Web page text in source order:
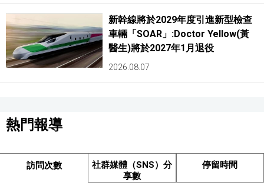
新幹線將於2029年度引進新型檢查
車輛「SOAR」:Doctor Yellow(黃
醫生)將於2027年1月退役
2026.08.07
熱門報導
訪問次數
社群媒體（SNS）分
享數
停留時間